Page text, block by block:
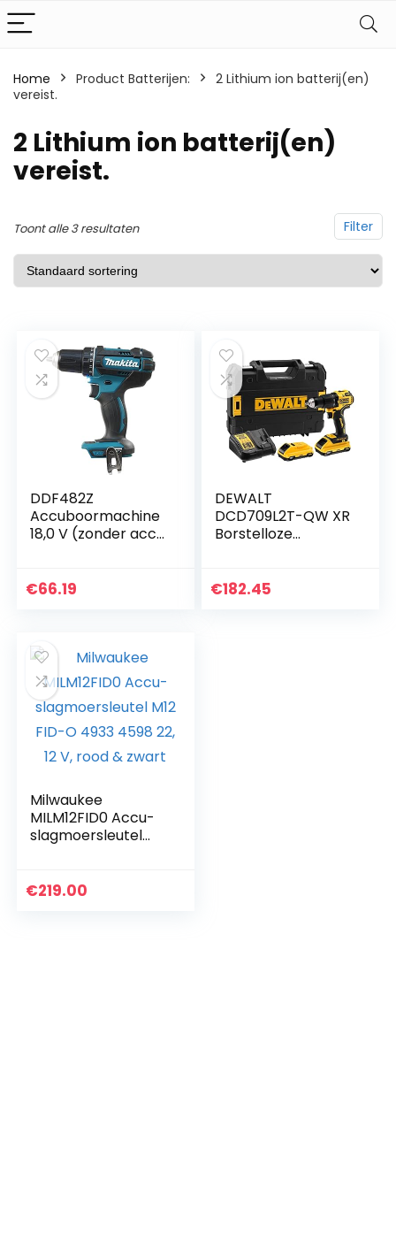
Home Product Batterijen:
‎2 Lithium ion batterij(en)
vereist.
‎2 Lithium ion batterij(en)
vereist.
Filter
Toont alle 3 resultaten
DDF482Z
Accuboormachine
18,0 V (zonder accu,
€66.19
DEWALT
DCD709L2T-QW XR
Borstelloze
65 Nm, met 2 Li-
€182.45
Milwaukee
MILM12FID0 Accu-
slagmoersleutel
& zwart
€219.00